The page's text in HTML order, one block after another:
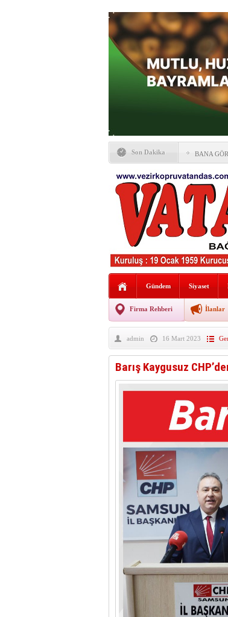
Son Dakika BANA
Vezirköprü
HAYATIN
NÖBETÇİ
Okullarda
değişti
taşınıyor
Hafif ticari
“Yaz
Gündem Siyaset
Firma Rehberi İlanlar
admin 16 Mart 2023
Barış Kaygusuz